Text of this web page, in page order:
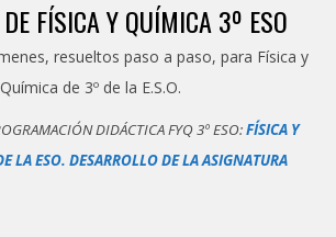
FÍSICA Y QUÍMICA 3º ESO
resueltos paso a paso, para Física y
Química de 3º de la E.S.O.
DIDÁCTICA FYQ 3º ESO:FÍSICA Y
LA ESO. DESARROLLO DE LA ASIGNATURA